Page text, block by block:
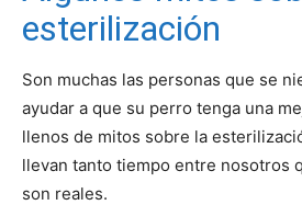
–
Razas
esterilización
Son muchas las personas que se
ayudar a que su perro tenga una
llenos de mitos sobre la
llevan tanto tiempo entre nosotros
son reales.